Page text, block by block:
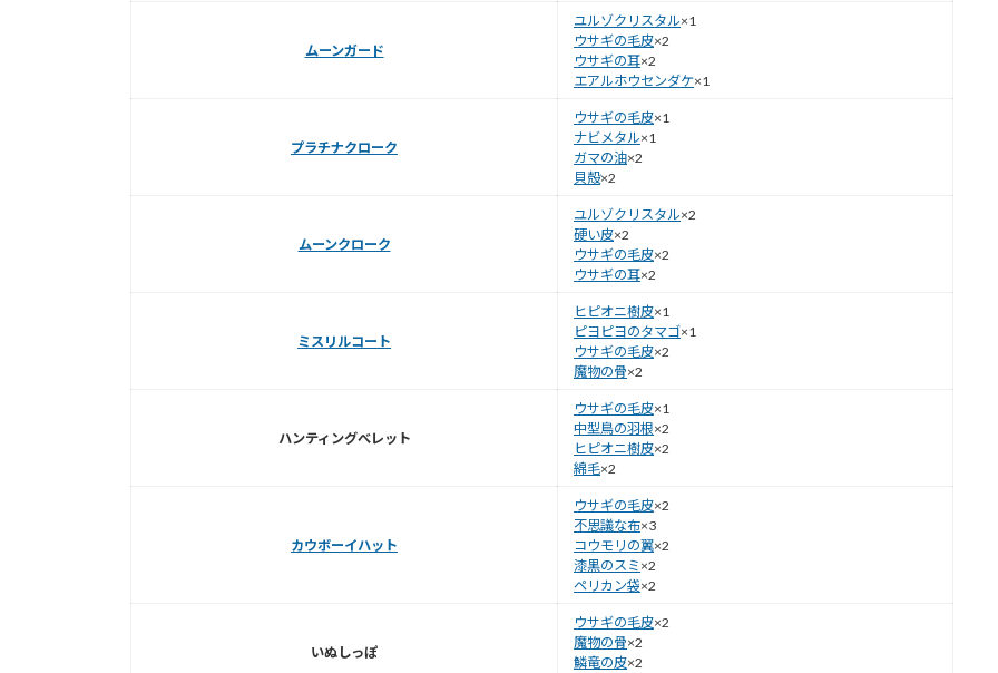
ムーンガード
ユルゾクリスタル×1
ウサギの毛皮×2
ウサギの耳×2
エアルホウセンダケ×1
プラチナクローク
ウサギの毛皮×1
ナビメタル×1
ガマの油×2
貝殻×2
ムーンクローク
ユルゾクリスタル×2
硬い皮×2
ウサギの毛皮×2
ウサギの耳×2
ミスリルコート
ヒピオニ樹皮×1
ピヨピヨのタマゴ×1
ウサギの毛皮×2
魔物の骨×2
ハンティングべレット
ウサギの毛皮×1
中型鳥の羽根×2
ヒピオニ樹皮×2
綿毛×2
カウボーイハット
ウサギの毛皮×2
不思議な布×3
コウモリの翼×2
漆黒のスミ ×2
ペリカン袋×2
いぬしっぽ
ウサギの毛皮×2
魔物の骨×2
鱗竜の皮×2